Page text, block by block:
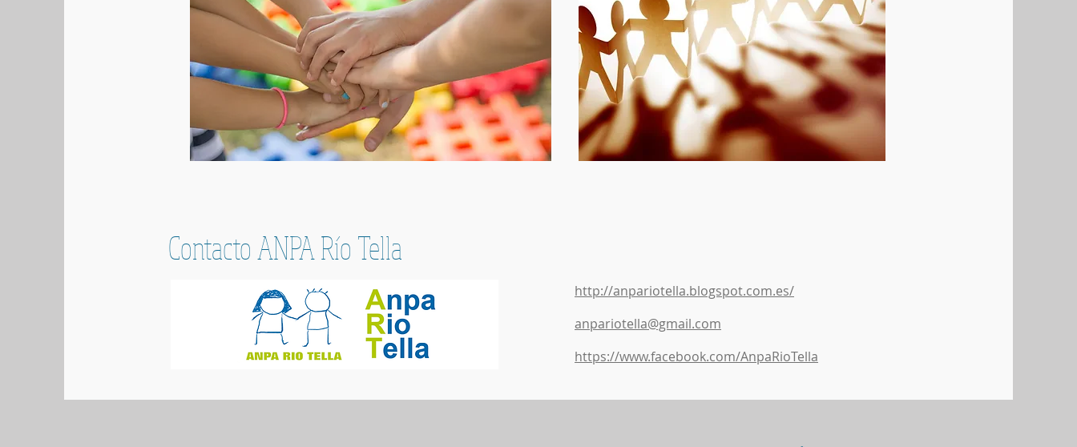
Contacto ANPA Río Tella
http://anpariotella.blogspot.com.es/
anpariotella@gmail.com
https://www.facebook.com/AnpaRioTella